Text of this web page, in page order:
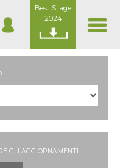
Best Stage
2024
GLI AGGIORNAMENTI